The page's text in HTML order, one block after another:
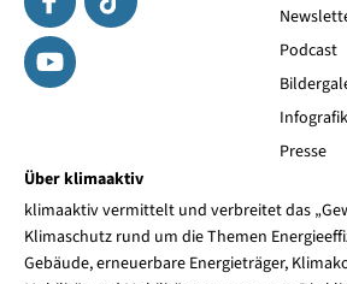
Podcast
Presse
Über klimaaktiv
klimaaktiv vermittelt und verbreitet das
Klimaschutz rund um die Themen
Gebäude, erneuerbare Energieträger,